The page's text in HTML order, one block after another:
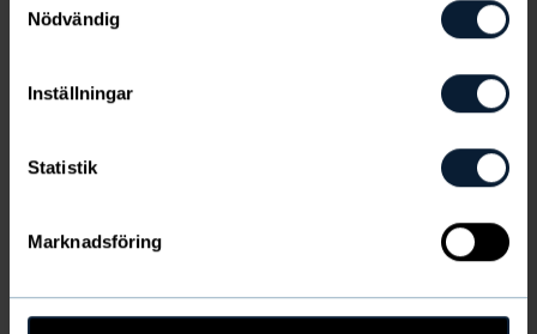
Nödvändig
Inställningar
Statistik
Marknadsföring
Lämna din epost och följ Lydia Janné och
SKICKA
Jag har tagit del av Newbodys